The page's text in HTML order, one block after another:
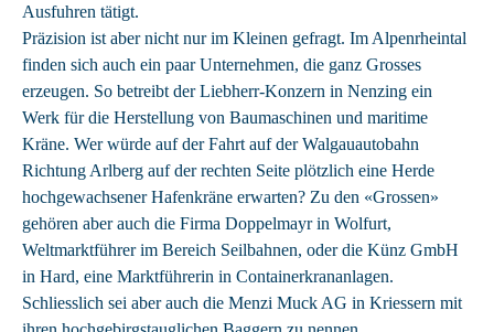
Ausfuhren tätigt.
Präzision ist aber nicht nur im Kleinen gefragt. Im Alpenrheintal
finden sich auch ein paar Unternehmen, die ganz Grosses
erzeugen. So betreibt der Liebherr-Konzern in Nenzing ein
Werk für die Herstellung von Baumaschinen und maritime
Kräne. Wer würde auf der Fahrt auf der Walgauautobahn
Richtung Arlberg auf der rechten Seite plötzlich eine Herde
hochgewachsener Hafenkräne erwarten? Zu den «Grossen»
gehören aber auch die Firma Doppelmayr in Wolfurt,
Weltmarktführer im Bereich Seilbahnen, oder die Künz GmbH
in Hard, eine Marktführerin in Containerkrananlagen.
Schliesslich sei aber auch die Menzi Muck AG in Kriessern mit